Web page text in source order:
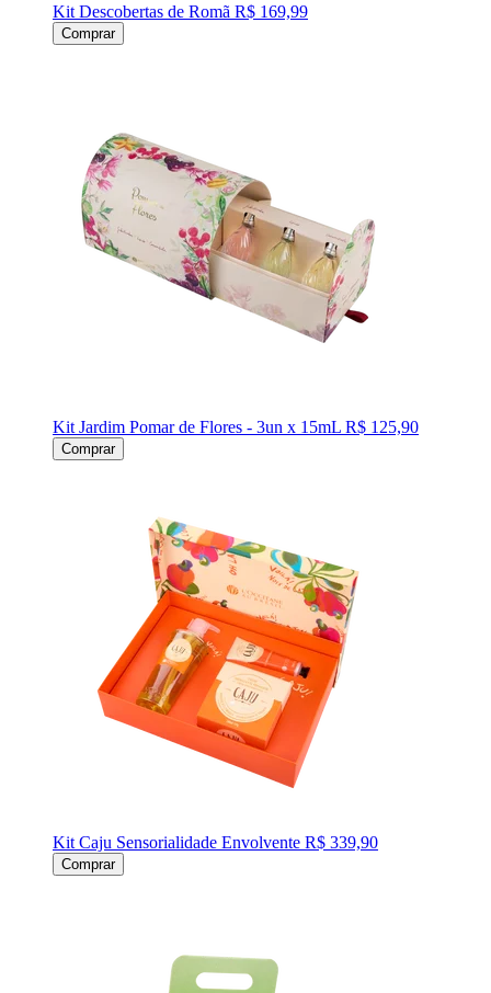
Kit Descobertas de Romã R$ 169,99
Comprar
Kit Jardim Pomar de Flores - 3un x 15mL R$ 125,90
Comprar
Kit Caju Sensorialidade Envolvente R$ 339,90
Comprar